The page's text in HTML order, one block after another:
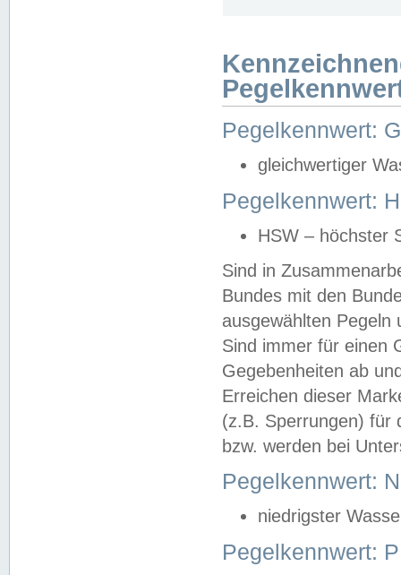
Pegelkennwert:
gleichwertiger
Pegelkennwert:
HSW – höchster
Sind in
Bundes mit den
ausgewählten
Sind immer für einen
Gegebenheiten ab
Erreichen dieser
(z.B. Sperrungen) für
bzw. werden bei
Pegelkennwert:
niedrigster
Pegelkennwert: